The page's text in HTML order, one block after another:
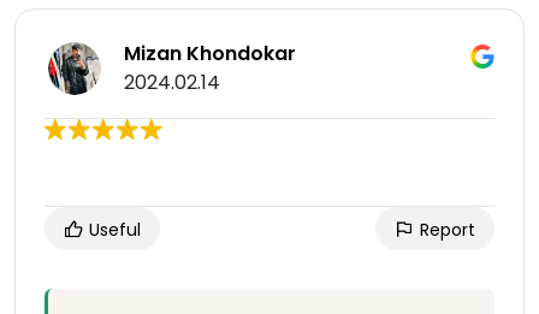
Mizan Khondokar
2024.02.14
Useful Report